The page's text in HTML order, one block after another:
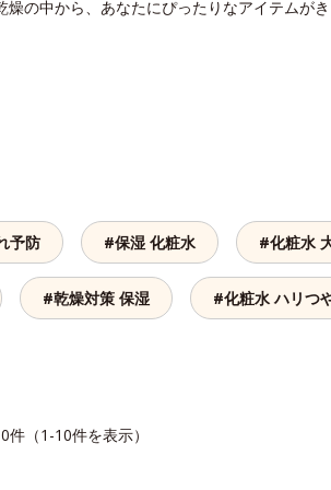
の中から、あなたにぴったりなアイテムがき
予防 #保湿 化粧水 #化粧水
#乾燥対策 保湿 #化粧水 ハリつ
件（1-10件を表示）